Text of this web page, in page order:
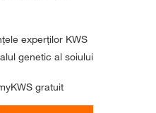
experților KWS
genetic al soiului
gratuit